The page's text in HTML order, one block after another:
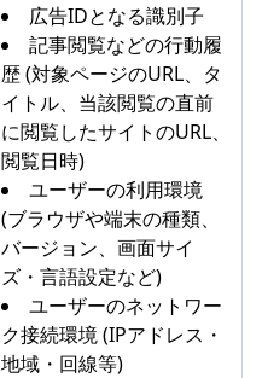
広告IDとなる識別子
記事閲覧などの行動履
歴 (対象ページのURL、タ
イトル、当該閲覧の直前
に閲覧したサイトのURL、
閲覧日時)
ユーザーの利用環境
(ブラウザや端末の種類、
バージョン、画面サイ
ズ・言語設定など)
ユーザーのネットワー
ク接続環境 (IPアドレス・
地域・回線等)